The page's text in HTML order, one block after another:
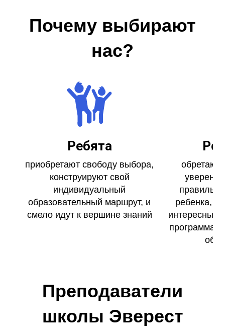
Почему выбирают
нас?
Ребята
приобретают свободу выбора,
конструируют свой
индивидуальный
образовательный маршрут, и
смело идут к вершине знаний
обретают
ребенка,
интересные
программах
Преподаватели
школы Эверест